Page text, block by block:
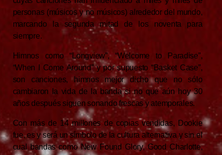
personas (músicos y no músicos) alrededor del mundo,
marcando la segunda mitad de los noventa para
siempre.
Himnos como “Longview”, “Welcome to Paradise”,
“When I Come Around” y por supuesto “Basket Case”,
son canciones, himnos mejor dicho que no sólo
cambiaron la vida de la banda si no que aún hoy 30
años después siguen sonando frescas y atemporales.
Con más de 14 millones de copias vendidas, Dookie
fue, es y será un símbolo de la cultura alternativa y sin el
cual bandas como New Found Glory, Good Charlotte,